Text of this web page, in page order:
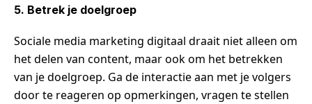
5. Betrek je doelgroep
Sociale media marketing digitaal draait niet alleen om
het delen van content, maar ook om het betrekken
van je doelgroep. Ga de interactie aan met je volgers
door te reageren op opmerkingen, vragen te stellen